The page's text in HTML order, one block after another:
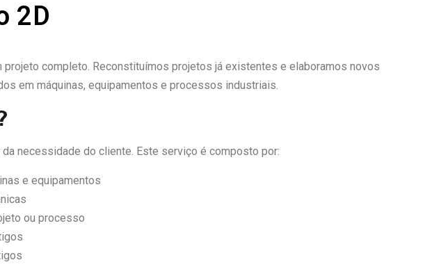
2D
projeto completo. Reconstituímos projetos já existentes e elaboramos novos
em máquinas, equipamentos e processos industriais.
necessidade do cliente. Este serviço é composto por:
e equipamentos
ou processo